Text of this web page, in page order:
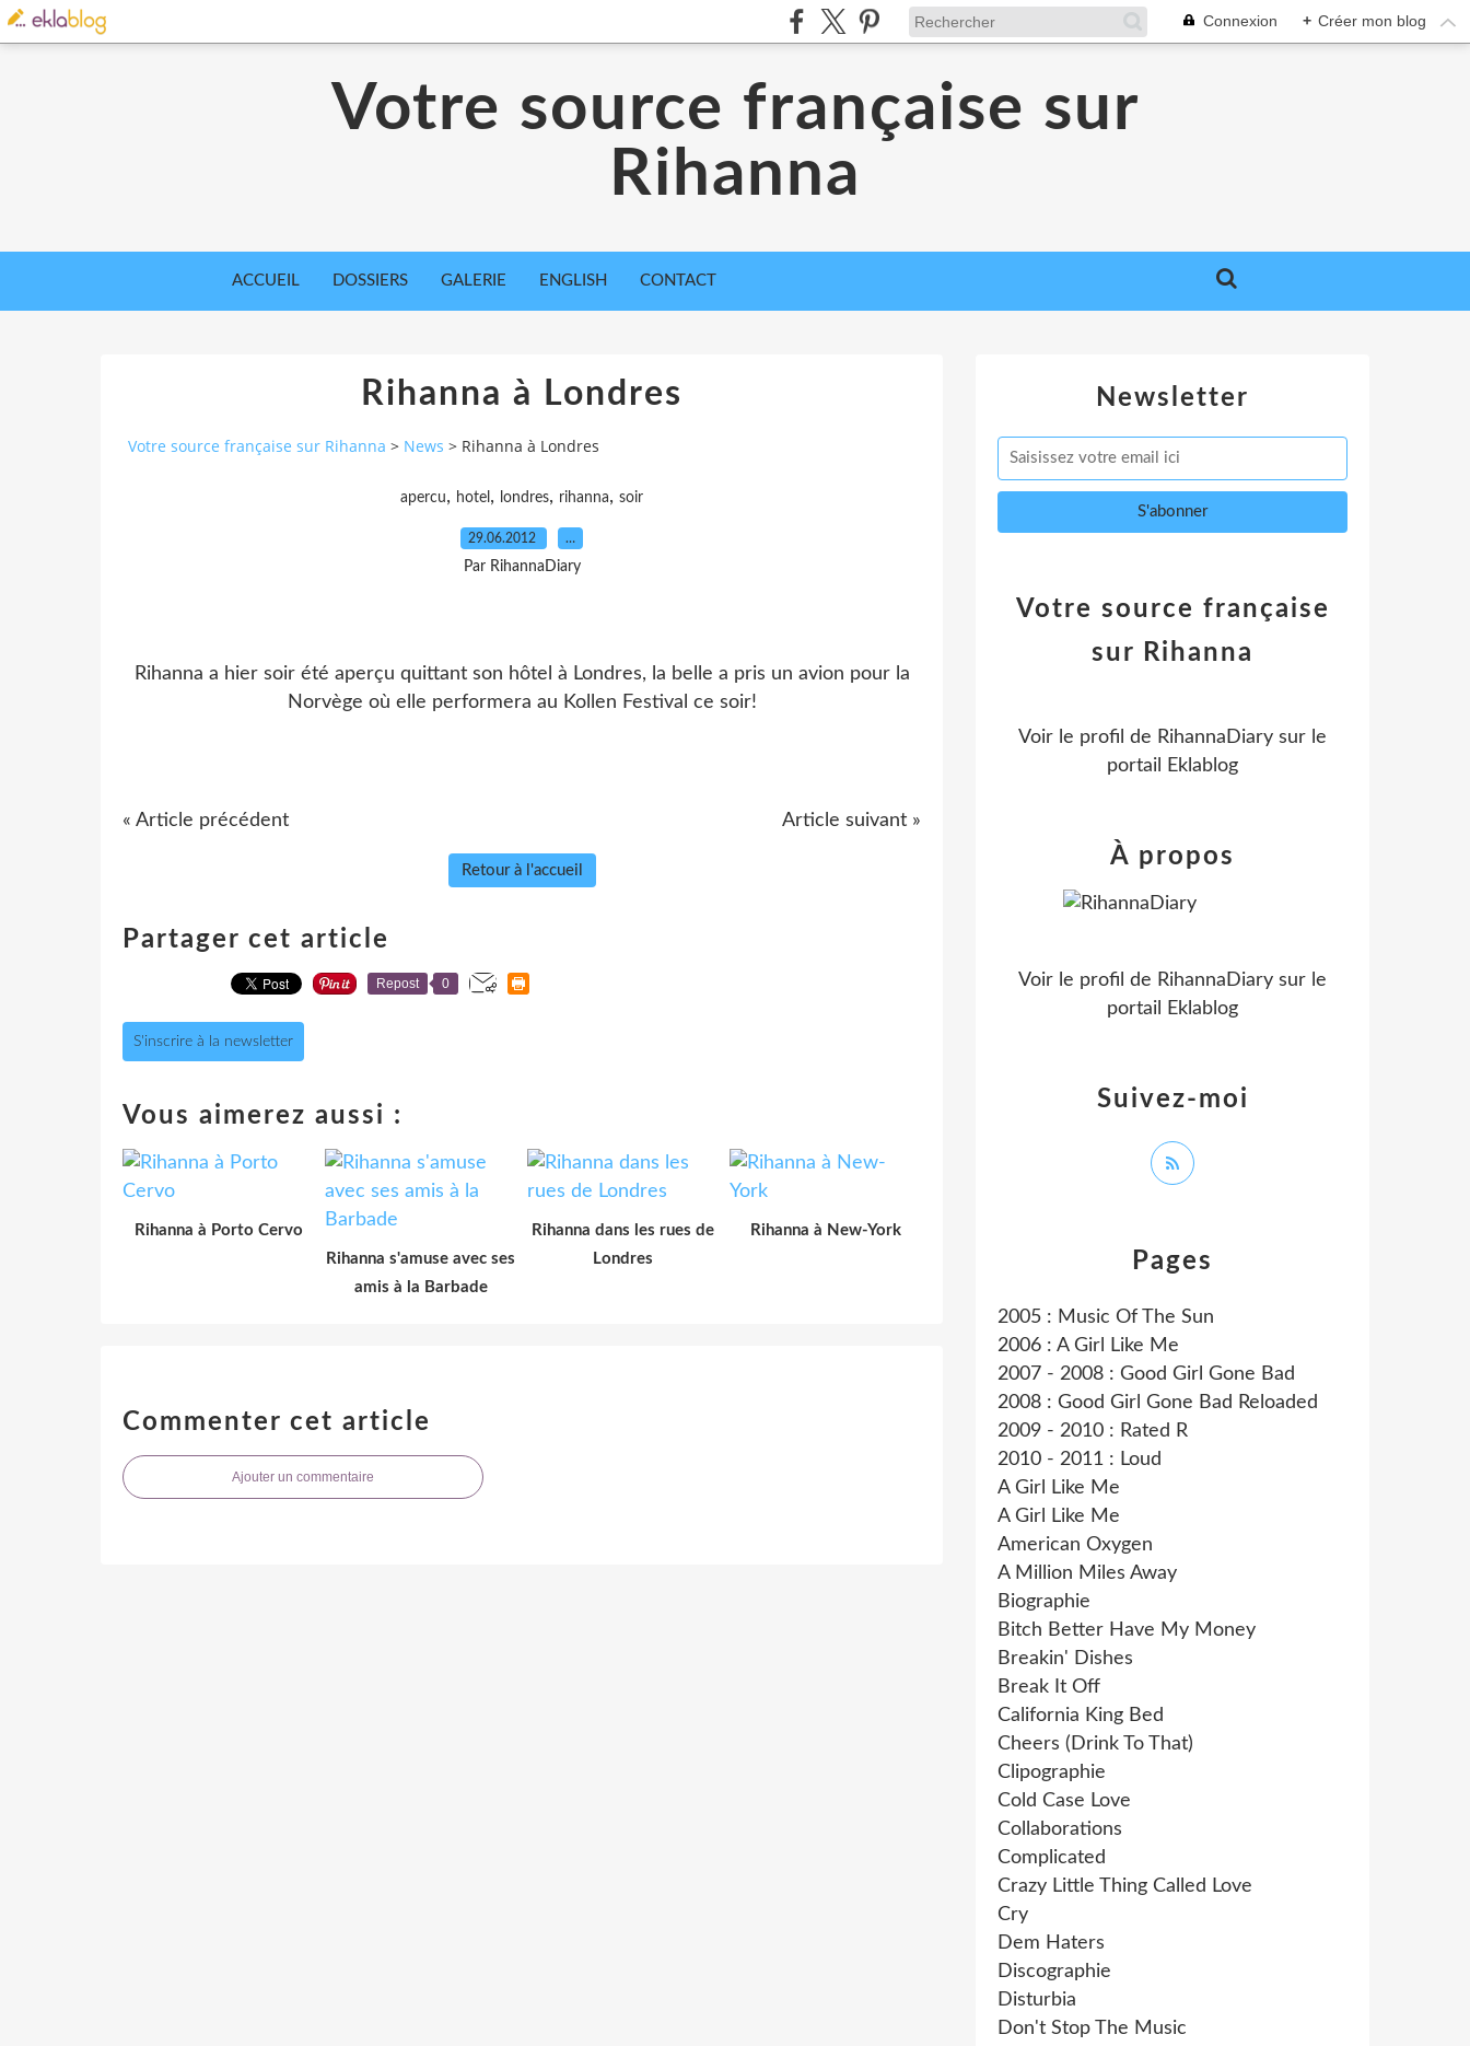
Connexion + Créer mon blog
Votre source française sur
Rihanna
ACCUEIL DOSSIERS GALERIE ENGLISH CONTACT
Rihanna à Londres
Votre source française sur Rihanna > News > Rihanna à Londres
apercu, hotel , londres, rihanna, soir
29.06.2012 …
Par RihannaDiary
Rihanna a hier soir été aperçu quittant son hôtel à Londres, la belle a pris un avion pour la
Norvège où elle performera au Kollen Festival ce soir!
« Article précédent Article suivant »
Retour à l'accueil
Partager cet article
Repost 0
S'inscrire à la newsletter
Vous aimerez aussi :
Rihanna à Porto Cervo
Rihanna s'amuse avec ses
amis à la Barbade
Rihanna dans les rues de
Londres
Rihanna à New-York
Commenter cet article
Ajouter un commentaire
Newsletter
Pages
2005 : Music Of The Sun
2006 : A Girl Like Me
2007 - 2008 : Good Girl Gone Bad
2008 : Good Girl Gone Bad Reloaded
2009 - 2010 : Rated R
2010 - 2011 : Loud
A Girl Like Me
A Girl Like Me
American Oxygen
A Million Miles Away
Biographie
Bitch Better Have My Money
Breakin' Dishes
Break It Off
California King Bed
Cheers (Drink To That)
Clipographie
Cold Case Love
Collaborations
Complicated
Crazy Little Thing Called Love
Cry
Dem Haters
Discographie
Disturbia
Don't Stop The Music
Votre source française
sur Rihanna
Voir le profil de RihannaDiary sur le
portail Eklablog
Suivez-moi
À propos
Voir le profil de RihannaDiary sur le
portail Eklablog